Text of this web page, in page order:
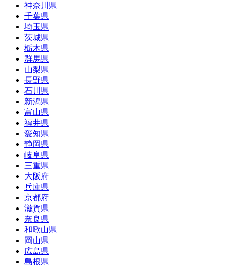
神奈川県
千葉県
埼玉県
茨城県
栃木県
群馬県
山梨県
長野県
石川県
新潟県
富山県
福井県
愛知県
静岡県
岐阜県
三重県
大阪府
兵庫県
京都府
滋賀県
奈良県
和歌山県
岡山県
広島県
島根県